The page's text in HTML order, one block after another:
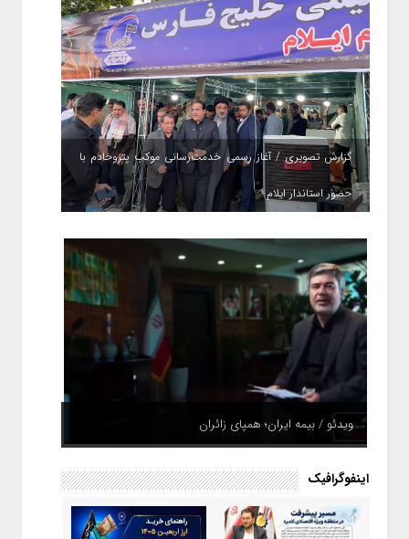
گزارش تصویری / آغاز رسمی خدمت‌رسانی موکب پتروخادم با
حضور استاندار ایلام
ویدئو / بیمه ایران؛ همپای زائران
اینفوگرافیک